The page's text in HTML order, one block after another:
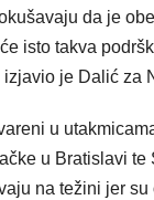
da je
isto takva
izjavio je Dalić za
u
u Bratislavi te
na težini jer su